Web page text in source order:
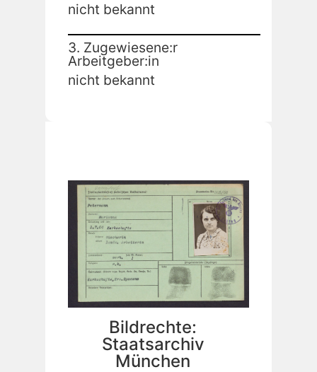
nicht bekannt
3. Zugewiesene:r
Arbeitgeber:in
nicht bekannt
Bildrechte:
Staatsarchiv
München